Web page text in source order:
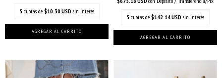
5 cuotas de $10.30 USD sin interés
5 cuotas de $142.14 USD sin interés